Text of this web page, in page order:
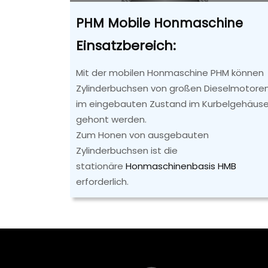
PHM Mobile Honmaschine
Einsatzbereich:
Mit der mobilen Honmaschine PHM können
Zylinderbuchsen von großen
im eingebauten Zustand im
gehont werden.
Zum Honen von ausgebauten
Zylinderbuchsen ist die
stationäre Honmaschinenbasis HMB
erforderlich.